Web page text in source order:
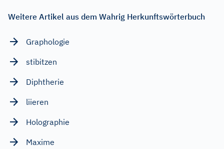
Weitere Artikel aus dem Wahrig Herkunftswörterbuch
Graphologie
stibitzen
Diphtherie
liieren
Holographie
Maxime